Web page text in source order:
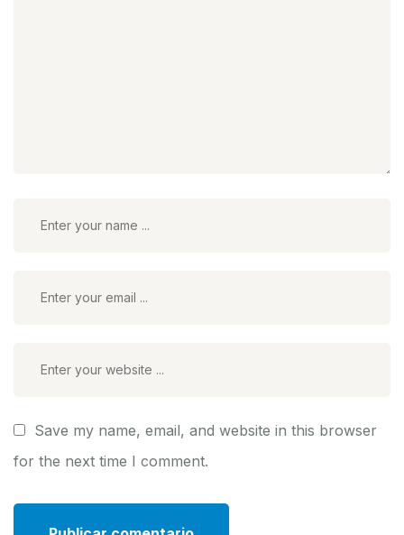
Save my name, email, and website in this browser
for the next time I comment.